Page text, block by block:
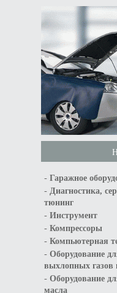
- Гаражное
- Диагностика,
тюнинг
- Инструмент
- Компрессоры
- Компьютерная
- Оборудование
выхлопных газов
- Оборудование
масла